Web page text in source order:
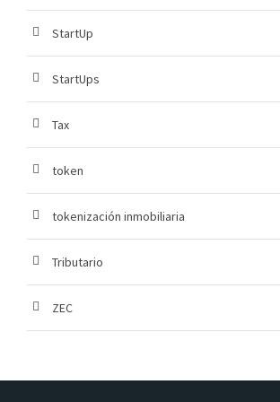
StartUp
StartUps
Tax
token
tokenización inmobiliaria
Tributario
ZEC